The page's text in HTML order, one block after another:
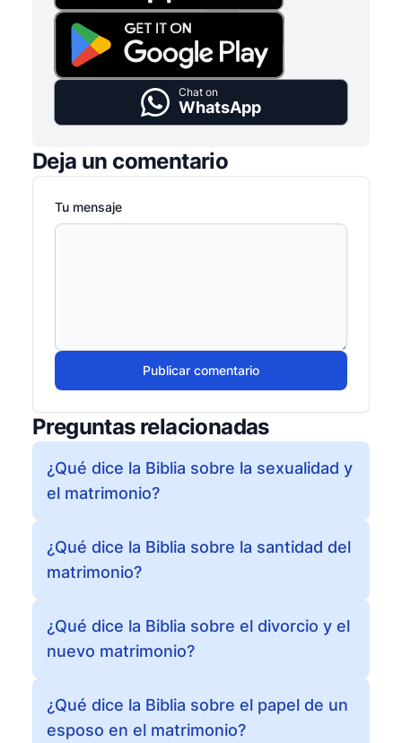
Chat on
WhatsApp
Deja un comentario
Tu mensaje
Publicar comentario
Preguntas relacionadas
¿Qué dice la Biblia sobre la sexualidad y
el matrimonio?
¿Qué dice la Biblia sobre la santidad del
matrimonio?
¿Qué dice la Biblia sobre el divorcio y el
nuevo matrimonio?
¿Qué dice la Biblia sobre el papel de un
esposo en el matrimonio?